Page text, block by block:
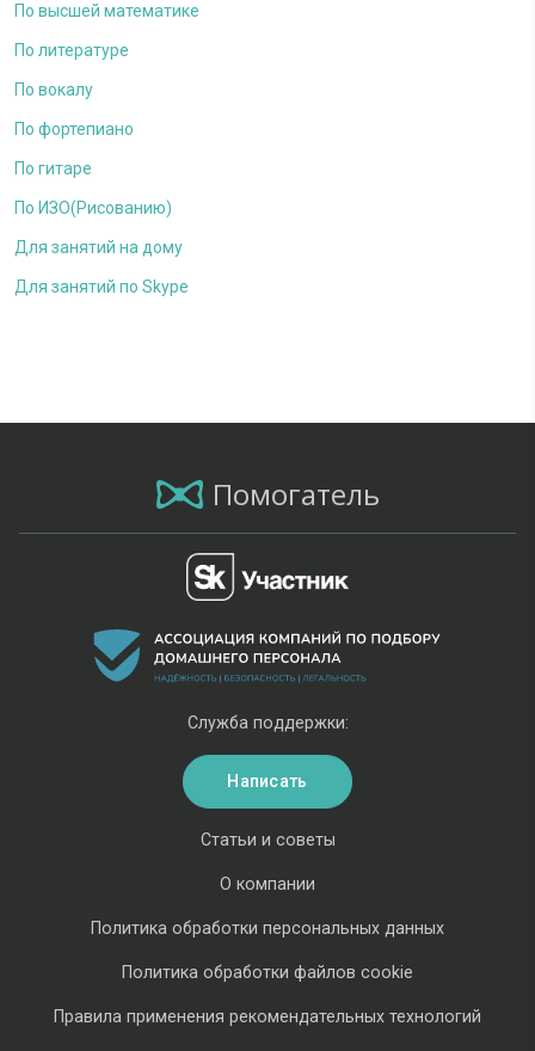
По высшей математике
По литературе
По вокалу
По фортепиано
По гитаре
По ИЗО(Рисованию)
Для занятий на дому
Для занятий по Skype
Помогатель
Статьи и советы
О компании
Политика обработки персональных данных
Политика обработки файлов cookie
Правила применения рекомендательных технологий
Служба поддержки:
Написать